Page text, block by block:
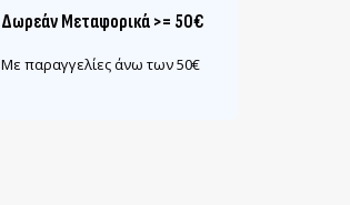
Δωρεάν Μεταφορικά >= 50€
Με παραγγελίες άνω των 50€